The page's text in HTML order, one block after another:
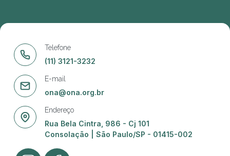
Telefone
(11) 3121-3232
E-mail
ona@ona.org.br
Endereço
Rua Bela Cintra, 986 - Cj 101
Consolação | São Paulo/SP - 01415-002